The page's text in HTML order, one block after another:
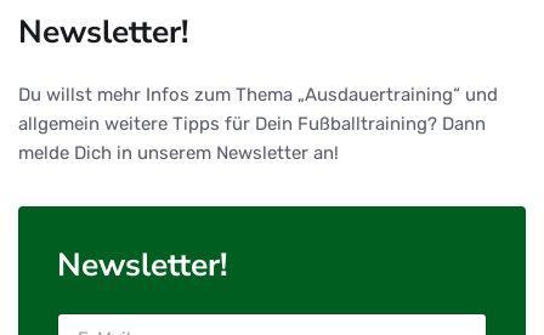
Newsletter!
Du willst mehr Infos zum Thema „Ausdauertraining“ und
allgemein weitere Tipps für Dein Fußballtraining? Dann
melde Dich in unserem Newsletter an!
Newsletter!